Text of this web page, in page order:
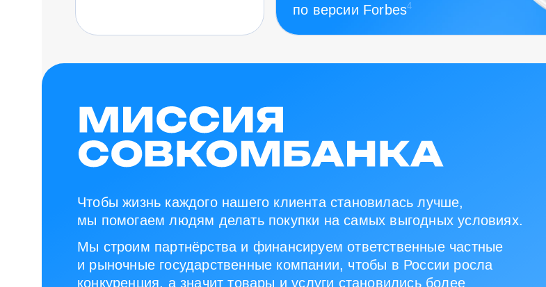
по версии Forbes4
Чтобы жизнь каждого нашего клиента становилась лучше,
мы помогаем людям делать покупки на самых выгодных условиях.
Мы строим партнёрства и финансируем ответственные частные
и рыночные государственные компании, чтобы в России росла
конкуренция, а значит товары и услуги становились более